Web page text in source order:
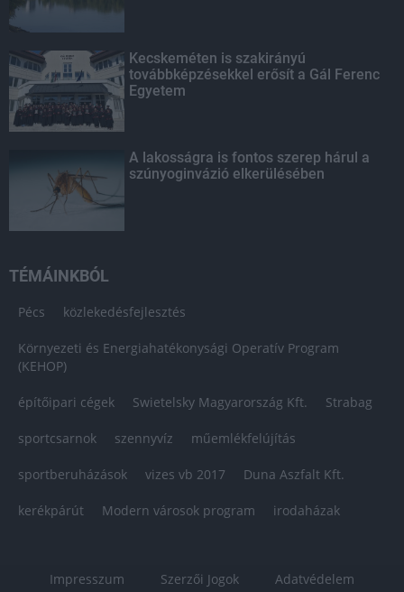
Kecskeméten is szakirányú
továbbképzésekkel erősít a Gál Ferenc
Egyetem
A lakosságra is fontos szerep hárul a
szúnyoginvázió elkerülésében
TÉMÁINKBÓL
Pécs közlekedésfejlesztés
Környezeti és Energiahatékonysági Operatív Program
(KEHOP)
építőipari cégek Swietelsky Magyarország Kft. Strabag
sportcsarnok szennyvíz műemlékfelújítás
sportberuházások vizes vb 2017 Duna Aszfalt Kft.
kerékpárút Modern városok program irodaházak
Impresszum Szerzői Jogok
Adatvédelem